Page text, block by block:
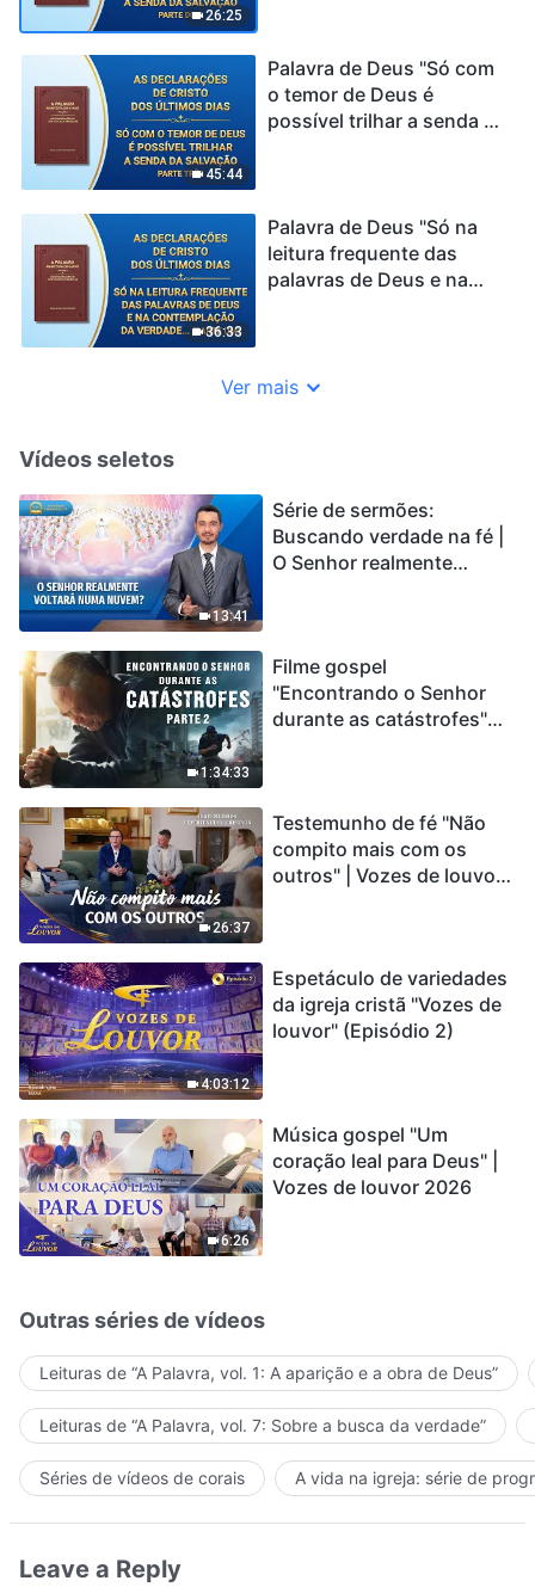
26:25
45:44
Palavra de Deus "Só com
o temor de Deus é
possível trilhar a senda da
36:33
Palavra de Deus "Só na
leitura frequente das
palavras de Deus e na
Ver mais
Vídeos seletos
13:41
Série de sermões:
Buscando verdade na fé |
O Senhor realmente
1:34:33
Filme gospel
"Encontrando o Senhor
durante as catástrofes"
catástrofes ccontecem, a
humanidade está
entrando em contagem
26:37
Testemunho de fé "Não
compito mais com os
outros" | Vozes de louvor
4:03:12
Espetáculo de variedades
da igreja cristã "Vozes de
louvor" (Episódio 2)
6:26
Música gospel "Um
coração leal para Deus" |
Vozes de louvor 2026
Outras séries de vídeos
Leituras de “A Palavra, vol. 1: A aparição e a obra de Deus”
Leituras de “A Palavra, vol. 7: Sobre a busca da verdade”
Séries de vídeos de corais A vida na igreja: série de
Leave a Reply